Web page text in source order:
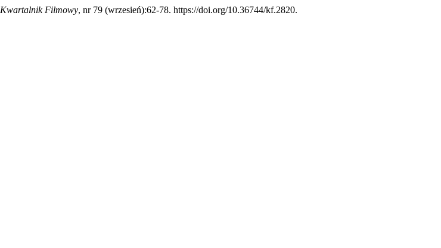
Kwartalnik Filmowy, nr 79 (wrzesień):62-78. https://doi.org/10.36744/kf.2820.